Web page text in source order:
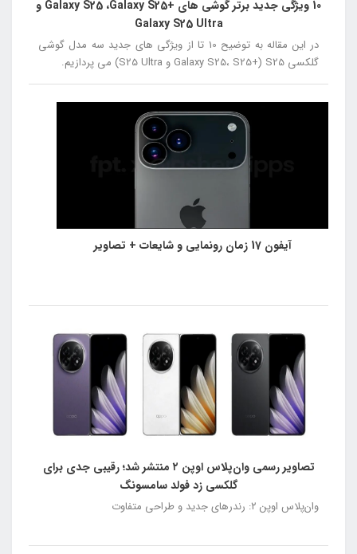
10 ویژگی جدید برتر گوشی های +Galaxy S25 ،Galaxy S25 و
Galaxy S25 Ultra
در این مقاله به توضیح 10 تا از ویژگی های جدید سه مدل گوشی
گلکسی S25 (+Galaxy S25، S25 و S25 Ultra) می پردازیم.
آیفون 17 زمان رونمایی و شایعات + تصاویر
تصاویر رسمی وان‌پلاس اوپن ۲ منتشر شد؛ رقیبی جدی برای
گلکسی زد فولد سامسونگ
وان‌پلاس اوپن ۲: رندرهای جدید و طراحی متفاوت